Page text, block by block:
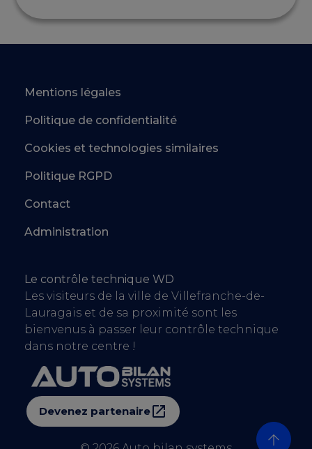
Mentions légales
Politique de confidentialité
Cookies et technologies similaires
Politique RGPD
Contact
Administration
Le contrôle technique WD
Les visiteurs de la ville de Villefranche-de-
Lauragais et de sa proximité sont les
bienvenus à passer leur contrôle technique
dans notre centre !
Devenez partenaire